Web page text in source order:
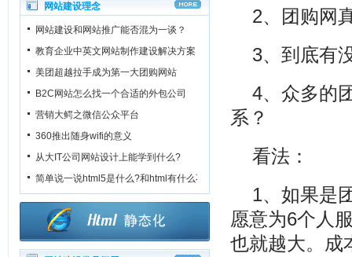
网站建设理念
网站建设和网站推广能否混为一谈？
教育企业中英文网站制作建设解决方案
美团超越拉手成为第一大团购网站
B2C网站怎么找一个合适的外包公司
营销大鳄之微信公众平台
360推出随身wifi的意义
从大IT公司网站设计上能学到什么?
简单说一说html5是什么?和html有什么不一样?
2、团购网
3、到底有
4、众多的
系？
看法：
1、如果是
愿意为6个人
也就越大。成